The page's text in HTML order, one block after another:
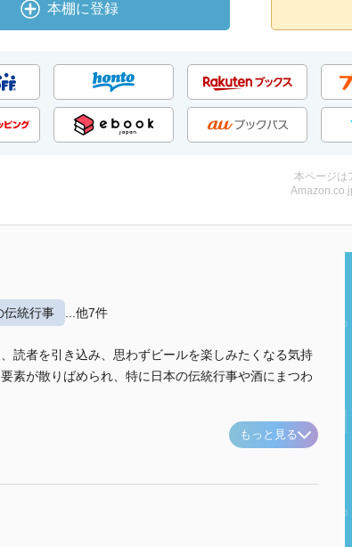
本棚に登録
本ページは
伝統行事 ...他7件
読者を引き込み、思わずビールを楽しみたくなる気持
素が散りばめられ、特に日本の伝統行事や酒にまつわ
もっと見る